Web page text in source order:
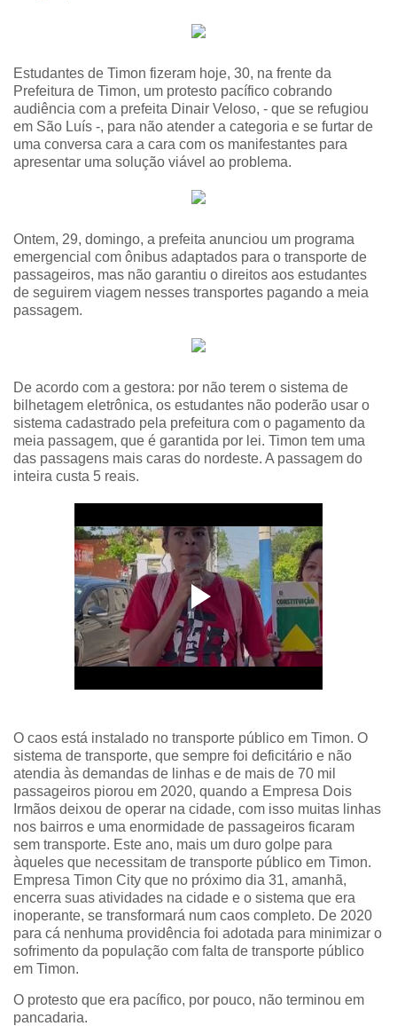
Estudantes de Timon fizeram hoje, 30, na frente da
Prefeitura de Timon, um protesto pacífico cobrando
audiência com a prefeita Dinair Veloso, - que se refugiou
em São Luís -, para não atender a categoria e se furtar de
uma conversa cara a cara com os manifestantes para
apresentar uma solução viável ao problema.
Ontem, 29, domingo, a prefeita anunciou um programa
emergencial com ônibus adaptados para o transporte de
passageiros, mas não garantiu o direitos aos estudantes
de seguirem viagem nesses transportes pagando a meia
passagem.
De acordo com a gestora: por não terem o sistema de
bilhetagem eletrônica, os estudantes não poderão usar o
sistema cadastrado pela prefeitura com o pagamento da
meia passagem, que é garantida por lei. Timon tem uma
das passagens mais caras do nordeste. A passagem do
inteira custa 5 reais.
O caos está instalado no transporte público em Timon. O
sistema de transporte, que sempre foi deficitário e não
atendia às demandas de linhas e de mais de 70 mil
passageiros piorou em 2020, quando a Empresa Dois
Irmãos deixou de operar na cidade, com isso muitas linhas
nos bairros e uma enormidade de passageiros ficaram
sem transporte. Este ano, mais um duro golpe para
àqueles que necessitam de transporte público em Timon.
Empresa Timon City que no próximo dia 31, amanhã,
encerra suas atividades na cidade e o sistema que era
inoperante, se transformará num caos completo. De 2020
para cá nenhuma providência foi adotada para minimizar o
sofrimento da população com falta de transporte público
em Timon.
O protesto que era pacífico, por pouco, não terminou em
pancadaria.